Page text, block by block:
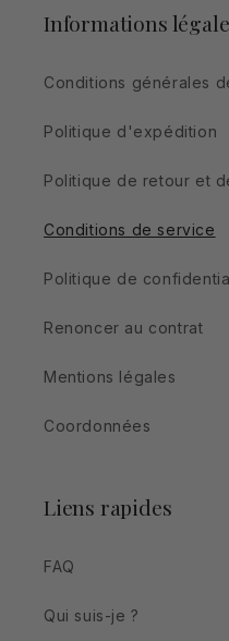
Informations
Conditions générales
Politique d'expédition
Politique de retour et
Conditions de service
Politique de
Renoncer au contrat
Mentions légales
Coordonnées
Liens rapides
FAQ
Qui suis-je ?